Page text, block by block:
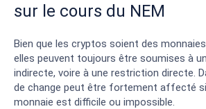
sur le cours du NEM
Bien que les cryptos soient des
elles peuvent toujours être soumises à
indirecte, voire à une restriction directe.
de change peut être fortement affecté si
monnaie est difficile ou impossible.